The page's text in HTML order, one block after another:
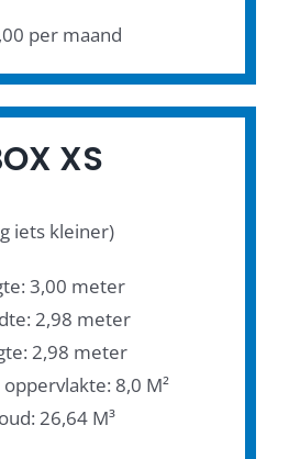
per maand
XS
iets kleiner)
3,00 meter
2,98 meter
2,98 meter
8,0 M²
26,64 M³